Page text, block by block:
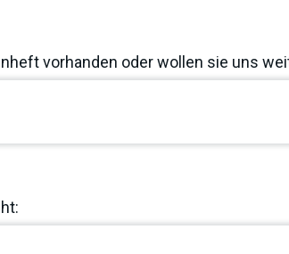
vorhanden oder wollen sie uns